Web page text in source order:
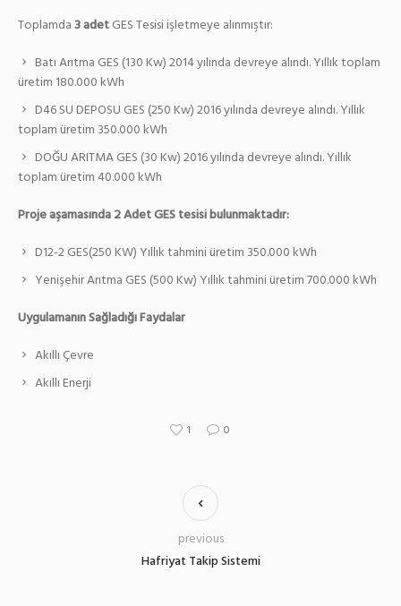
Toplamda3 adetGES Tesisi işletmeye alınmıştır:
Batı Arıtma GES (130 Kw) 2014 yılında devreye alındı. Yıllık toplam
üretim 180.000 kWh
D46 SU DEPOSU GES (250 Kw) 2016 yılında devreye alındı. Yıllık
toplam üretim 350.000 kWh
DOĞU ARITMA GES (30 Kw) 2016 yılında devreye alındı. Yıllık
toplam üretim 40.000 kWh
Proje aşamasında 2 Adet GES tesisi bulunmaktadır:
D12-2 GES(250 KW) Yıllık tahmini üretim 350.000 kWh
Yenişehir Arıtma GES (500 Kw) Yıllık tahmini üretim 700.000 kWh
Uygulamanın Sağladığı Faydalar
Akıllı Çevre
Akıllı Enerji
1 0
Hafriyat Takip Sistemi
previous